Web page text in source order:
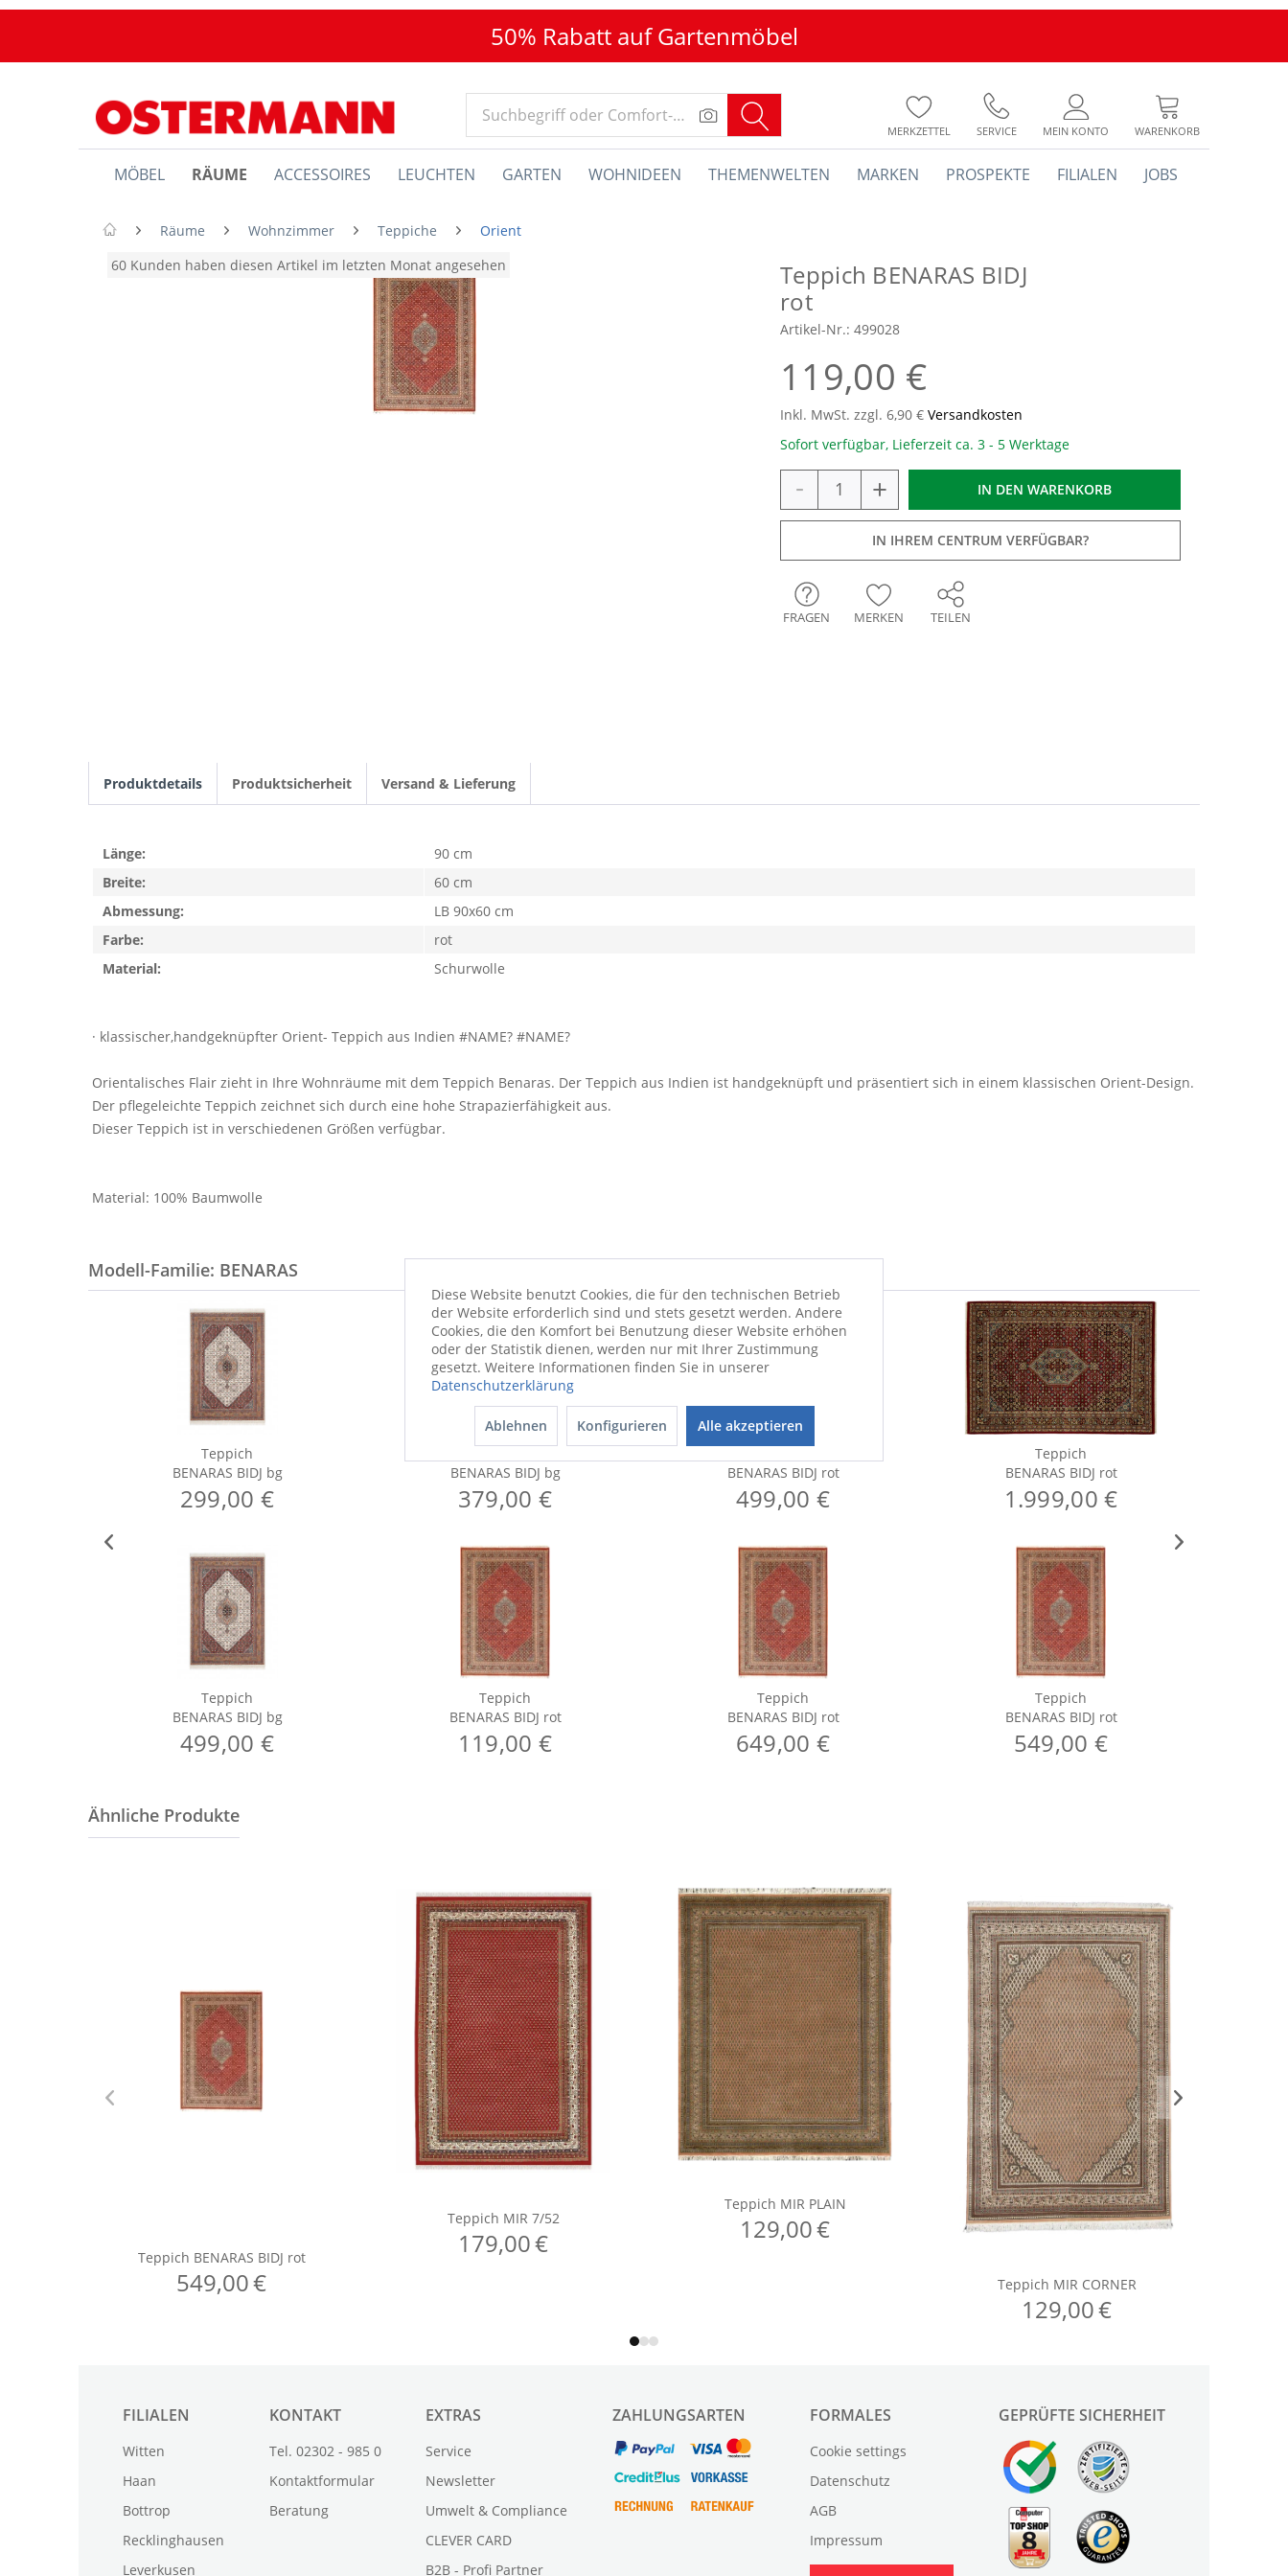
50% Rabatt auf Gartenmöbel
MERKZETTEL SERVICE MEIN KONTO WARENKORB
MÖBEL RÄUME ACCESSOIRES LEUCHTEN GARTEN WOHNIDEEN THEMENWELTEN MARKEN PROSPEKTE FILIALEN JOBS
Räume Wohnzimmer Teppiche
Orient
60 Kunden haben diesen Artikel im letzten Monat angesehen
Teppich BENARAS BIDJ
rot
Artikel-Nr.: 499028
119,00 €
Inkl. MwSt. zzgl. 6,90 € Versandkosten
Sofort verfügbar, Lieferzeit ca. 3 - 5 Werktage
- + IN DEN WARENKORB
IN IHREM CENTRUM VERFÜGBAR?
FRAGEN MERKEN TEILEN
Produktdetails Produktsicherheit Versand & Lieferung
· klassischer,handgeknüpfter Orient- Teppich aus Indien #NAME? #NAME?
Orientalisches Flair zieht in Ihre Wohnräume mit dem Teppich Benaras. Der Teppich aus Indien ist handgeknüpft und präsentiert sich in einem klassischen Orient-Design.
Der pflegeleichte Teppich zeichnet sich durch eine hohe Strapazierfähigkeit aus.
Dieser Teppich ist in verschiedenen Größen verfügbar.
Material: 100% Baumwolle
Länge:
90 cm
Breite:
60 cm
Abmessung:
LB 90x60 cm
Farbe:
rot
Material:
Schurwolle
Modell-Familie: BENARAS
Teppich
BENARAS BIDJ bg
299,00 €
Teppich
BENARAS BIDJ bg
499,00 €
BENARAS BIDJ bg
379,00 €
Teppich
BENARAS BIDJ rot
119,00 €
BENARAS BIDJ rot
499,00 €
Teppich
BENARAS BIDJ rot
649,00 €
Teppich
BENARAS BIDJ rot
1.999,00 €
Teppich
BENARAS BIDJ rot
549,00 €
FILIALEN
Witten
Haan
Bottrop
Recklinghausen
Leverkusen
KONTAKT
Tel. 02302 - 985 0
Kontaktformular
Beratung
EXTRAS
Service
Newsletter
Umwelt & Compliance
CLEVER CARD
B2B - Profi Partner
ZAHLUNGSARTEN FORMALES
Cookie settings
Datenschutz
AGB
Impressum
GEPRÜFTE SICHERHEIT
Diese Website benutzt Cookies, die für den technischen Betrieb
der Website erforderlich sind und stets gesetzt werden. Andere
Cookies, die den Komfort bei Benutzung dieser Website erhöhen
oder der Statistik dienen, werden nur mit Ihrer Zustimmung
gesetzt. Weitere Informationen finden Sie in unserer
Datenschutzerklärung
Ablehnen Konfigurieren Alle akzeptieren